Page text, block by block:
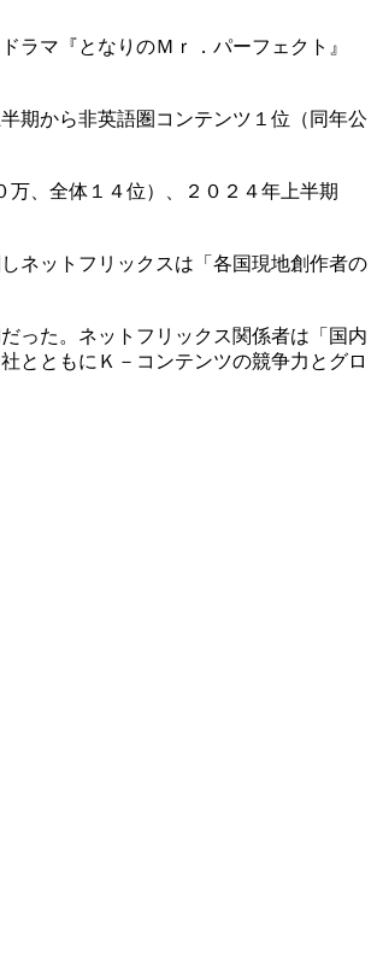
ラマ『となりのＭｒ．パーフェクト』
期から非英語圏コンテンツ１位（同年公
、全体１４位）、２０２４年上半期
ネットフリックスは「各国現地創作者の
った。ネットフリックス関係者は「国内
とともにＫ－コンテンツの競争力とグロ